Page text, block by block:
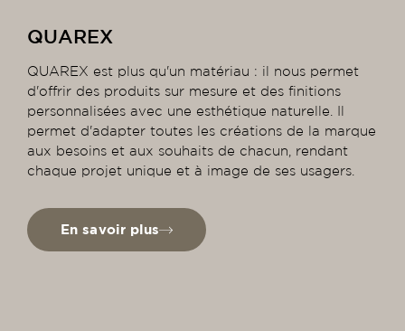
QUAREX
QUAREX est plus qu'un matériau : il nous permet
d'offrir des produits sur mesure et des finitions
personnalisées avec une esthétique naturelle. Il
permet d'adapter toutes les créations de la marque
aux besoins et aux souhaits de chacun, rendant
chaque projet unique et à image de ses usagers.
En savoir plus